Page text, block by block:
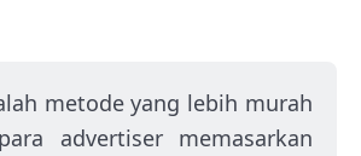
metode yang lebih murah
advertiser memasarkan